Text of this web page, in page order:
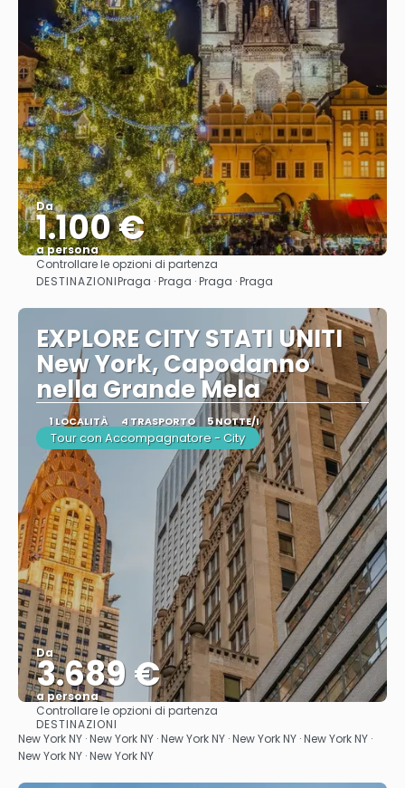
Da
1.100 €
a persona
Vedere
Controllare le opzioni di partenza
DESTINAZIONIPraga · Praga · Praga · Praga
EXPLORE CITY STATI UNITI
New York, Capodanno
nella Grande Mela
1 LOCALITÀ 4 TRASPORTO 5 NOTTE/I
Tour con Accompagnatore - City
Da
3.689 €
a persona
Vedere
Controllare le opzioni di partenza
DESTINAZIONI
New York NY · New York NY · New York NY · New York NY · New York NY ·
New York NY · New York NY